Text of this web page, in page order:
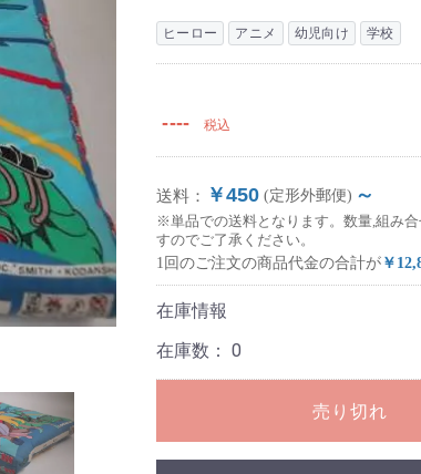
ヒーロー アニメ 幼児向け 学校
---- 税込
送料： ￥450 (定形外郵便) ～
※単品での送料となります。数量,組み
すのでご了承ください。
1回のご注文の商品代金の合計が ￥
在庫情報
在庫数： 0
売り切れ